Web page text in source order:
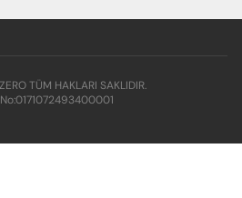
TÜM HAKLARI SAKLIDIR.
0171072493400001